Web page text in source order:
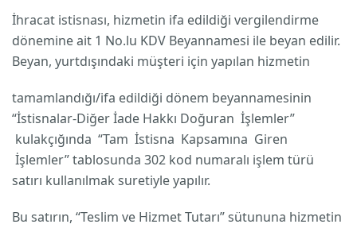
İhracat istisnası, hizmetin ifa edildiği vergilendirme
dönemine ait 1 No.lu KDV Beyannamesi ile beyan edilir.
Beyan, yurtdışındaki müşteri için yapılan hizmetin
tamamlandığı/ifa edildiği dönem beyannamesinin
“İstisnalar-Diğer İade Hakkı Doğuran İşlemler”
kulakçığında “Tam İstisna Kapsamına Giren
İşlemler” tablosunda 302 kod numaralı işlem türü
satırı kullanılmak suretiyle yapılır.
Bu satırın, “Teslim ve Hizmet Tutarı” sütununa hizmetin